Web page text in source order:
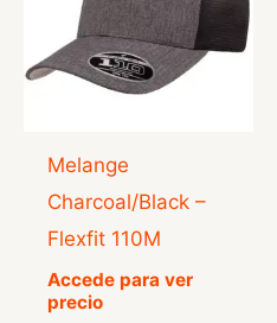
Melange
Charcoal/Black –
Flexfit 110M
Accede para ver
precio